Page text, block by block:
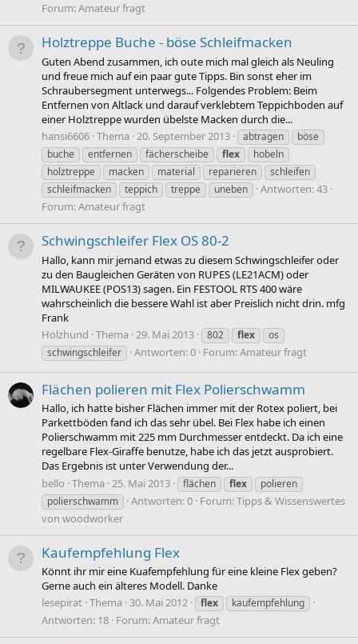
Forum:Amateur fragt
Holztreppe Buche - böse Schleifmacken
Guten Abend zusammen, ich oute mich mal gleich als Neuling
und freue mich auf ein paar gute Tipps. Bin sonst eher im
Schraubersegment unterwegs... Folgendes Problem: Beim
Entfernen von Altlack und darauf verklebtem Teppichboden auf
einer Holztreppe wurden übelste Macken durch die...
hansi6606 Thema 20. September 2013 abtragen
böse
buche
entfernen fächerscheibe flex
hobeln
holztreppe
macken material reparieren
schleifen
schleifmacken
teppich treppe uneben
Antworten: 43
Forum:Amateur fragt
Schwingschleifer Flex OS 80-2
Hallo, kann mir jemand etwas zu diesem Schwingschleifer oder
zu den Baugleichen Geräten von RUPES (LE21ACM) oder
MILWAUKEE (POS13) sagen. Ein FESTOOL RTS 400 wäre
wahrscheinlich die bessere Wahl ist aber Preislich nicht drin. mfg
Frank
Holzhund Thema 29. Mai 2013 802 flex
os
schwingschleifer
Antworten: 0 Forum:Amateur fragt
Flächen polieren mit Flex Polierschwamm
Hallo, ich hatte bisher Flächen immer mit der Rotex poliert, bei
Parkettböden fand ich das sehr übel. Bei Flex habe ich einen
Polierschwamm mit 225 mm Durchmesser entdeckt. Da ich eine
regelbare Flex-Giraffe benutze, habe ich das jetzt ausprobiert.
Das Ergebnis ist unter Verwendung der...
bello Thema 25. Mai 2013 flächen flex
polieren
polierschwamm
Antworten: 0 Forum:Tipps & Wissenswertes
von woodworker
Kaufempfehlung Flex
Könnt ihr mir eine Kuafempfehlung für eine kleine Flex geben?
Gerne auch ein älteres Modell. Danke
lesepirat Thema 30. Mai 2012 flex kaufempfehlung
Antworten: 18 Forum:Amateur fragt